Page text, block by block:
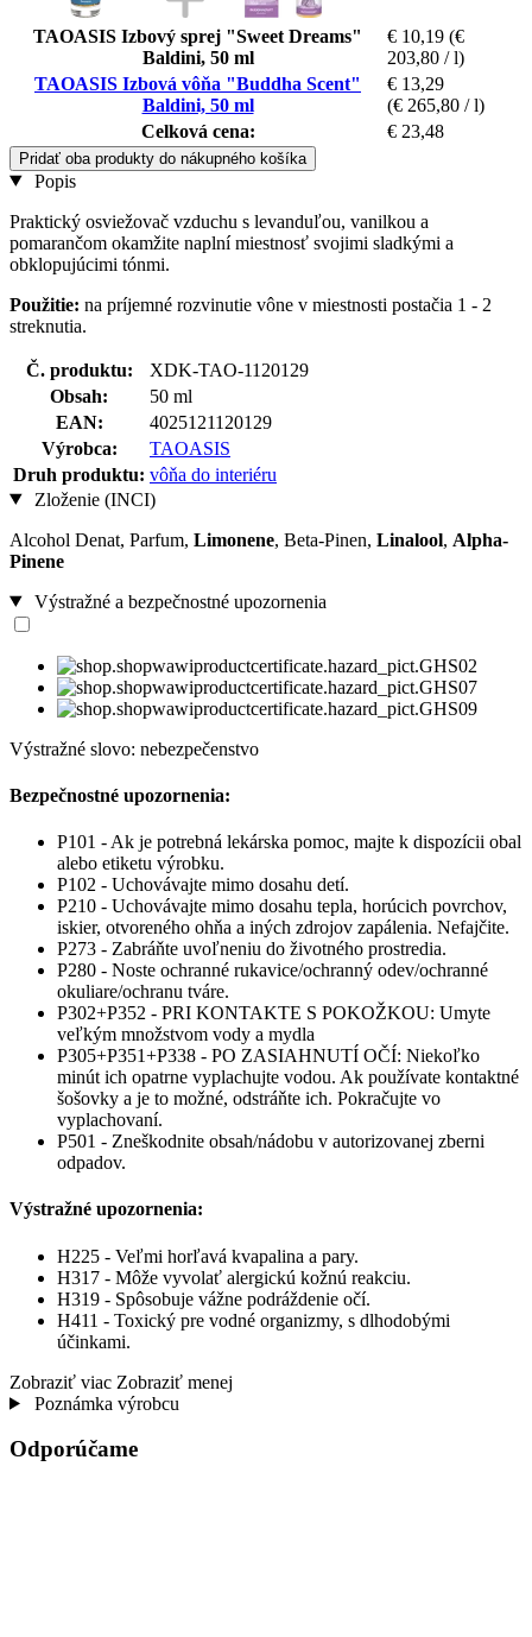
TAOASIS Izbový sprej "Sweet Dreams"
Baldini, 50 ml
€ 10,19 (€
203,80 / l)
TAOASIS Izbová vôňa "Buddha Scent"
Baldini, 50 ml
€ 13,29
(€ 265,80 / l)
Celková cena:
€ 23,48
Pridať oba produkty do nákupného košíka
Popis
Praktický osviežovač vzduchu s levanduľou, vanilkou a
pomarančom okamžite naplní miestnosť svojimi sladkými a
obklopujúcimi tónmi.
Použitie: na príjemné rozvinutie vône v miestnosti postačia 1 - 2
streknutia.
Č. produktu:
XDK-TAO-1120129
Obsah:
50 ml
EAN:
4025121120129
Výrobca:
TAOASIS
Druh produktu: vôňa do interiéru
Zloženie (INCI)
Alcohol Denat, Parfum, Limonene, Beta-Pinen, Linalool, Alpha-
Pinene
Výstražné a bezpečnostné upozornenia
Výstražné slovo: nebezpečenstvo
Bezpečnostné upozornenia:
P101 - Ak je potrebná lekárska pomoc, majte k dispozícii obal
alebo etiketu výrobku.
P102 - Uchovávajte mimo dosahu detí.
P210 - Uchovávajte mimo dosahu tepla, horúcich povrchov,
iskier, otvoreného ohňa a iných zdrojov zapálenia. Nefajčite.
P273 - Zabráňte uvoľneniu do životného prostredia.
P280 - Noste ochranné rukavice/ochranný odev/ochranné
okuliare/ochranu tváre.
P302+P352 - PRI KONTAKTE S POKOŽKOU: Umyte
veľkým množstvom vody a mydla
P305+P351+P338 - PO ZASIAHNUTÍ OČÍ: Niekoľko
minút ich opatrne vyplachujte vodou. Ak používate kontaktné
šošovky a je to možné, odstráňte ich. Pokračujte vo
vyplachovaní.
P501 - Zneškodnite obsah/nádobu v autorizovanej zberni
odpadov.
Výstražné upozornenia:
H225 - Veľmi horľavá kvapalina a pary.
H317 - Môže vyvolať alergickú kožnú reakciu.
H319 - Spôsobuje vážne podráždenie očí.
H411 - Toxický pre vodné organizmy, s dlhodobými
účinkami.
Zobraziť viac Zobraziť menej
Poznámka výrobcu
Odporúčame